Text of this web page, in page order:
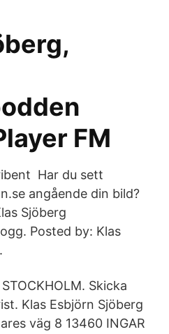
FM
Har du sett
angående din bild?
Sjöberg
Posted by: Klas
Skicka
Klas Esbjörn Sjöberg
väg 8 13460 INGAR